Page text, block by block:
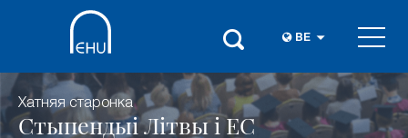
BE
Хатняя старонка
Стыпендыі Літвы і ЕС